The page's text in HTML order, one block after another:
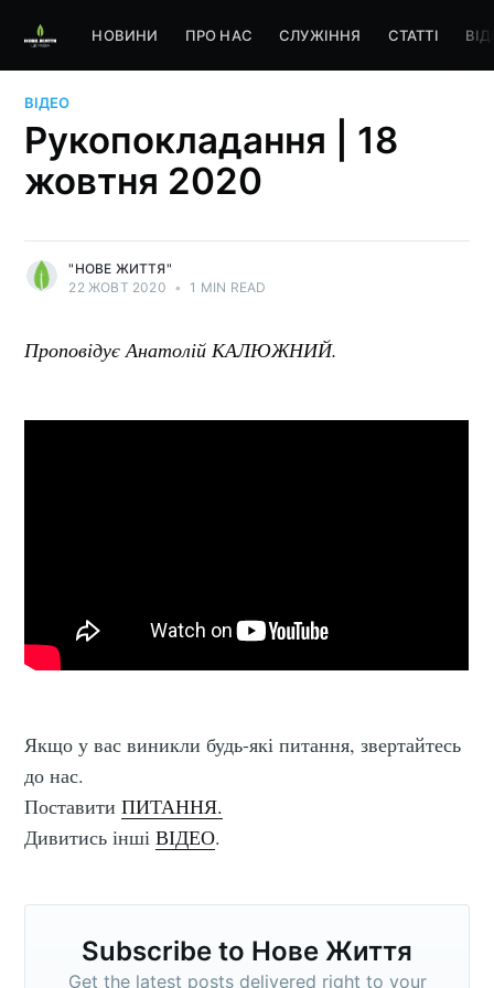
НОВИНИ ПРО НАС СЛУЖІННЯ СТАТТІ
ВІДЕО
Рукопокладання | 18
жовтня 2020
"НОВЕ ЖИТТЯ"
22 ЖОВТ 2020 • 1 MIN READ
Проповідує Анатолій КАЛЮЖНИЙ.
Якщо у вас виникли будь-які питання, звертайтесь
до нас.
ПоставитиПИТАННЯ.
Дивитись іншіВІДЕО.
Subscribe to Нове Життя
Get the latest posts delivered right to your